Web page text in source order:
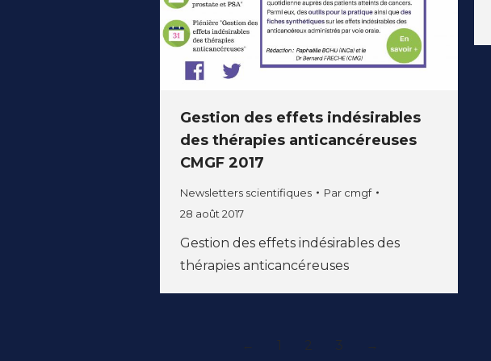
Gestion des effets indésirables
des thérapies anticancéreuses
CMGF 2017
Newsletters scientifiques Par cmgf
28 août 2017
Gestion des effets indésirables des
thérapies anticancéreuses
← 1 2 3 →